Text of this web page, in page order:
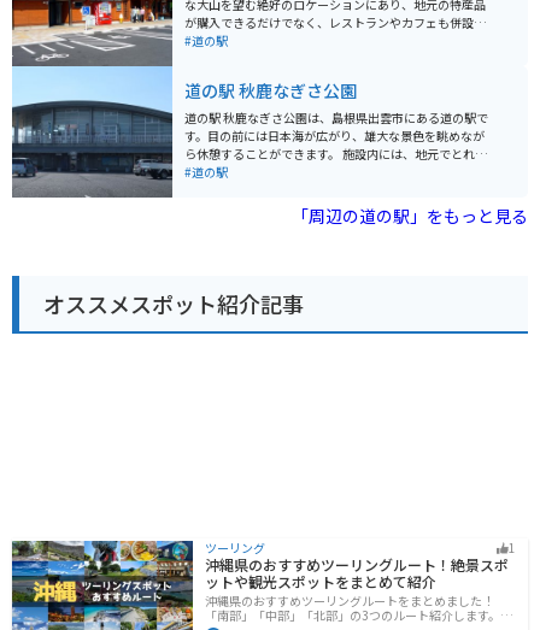
ンディングロードが数多くあります。ツーリングの休憩
場所として、ぜひ立ち寄ってみてください。 道の駅 本庄
とができます。勾玉作り体験などもできるので、家族連
れにもおすすめです。
な大山を望む絶好のロケーションにあり、地元の特産品
が購入できるだけでなく、レストランやカフェも併設さ
れています。 大山は中国地方の最高峰で、登山やハイキ
す。バイクで訪れる場合、道の駅には広い駐車場が完備
されているので安心です。大山周辺はワインディングロ
ードも多いため、ツーリングにもおすすめです。 地元の
名産品としては、大山乳業の白バラ牛乳を使ったソフト
クリームやチーズ、大山そばなどが人気です。道の駅で
り、道の駅から少し足を延ばせば、日帰り入浴可能な温
#道の駅
道の駅 秋鹿なぎさ公園
道の駅 秋鹿なぎさ公園は、島根県出雲市にある道の駅で
す。目の前には日本海が広がり、雄大な景色を眺めなが
ら休憩することができます。 施設内には、地元でとれた
新鮮な魚介類を販売する「海産物直売センター」や、出
生広場、多目的広場などがあり、家族連れで楽しむこと
爽快なツーリングの休憩地点として最適です。 周辺に
は、日御碕灯台や出雲大社などの観光スポットも点在し
ており、観光の拠点としても便利です。道の駅で地元の
#道の駅
「周辺の道の駅」をもっと見る
オススメスポット紹介記事
ツーリング 1
沖縄県のおすすめツーリングルート！絶景スポ
ットや観光スポットをまとめて紹介
沖縄県のおすすめツーリングルートをまとめました！
「南部」「中部」「北部」の3つのルート紹介します。美